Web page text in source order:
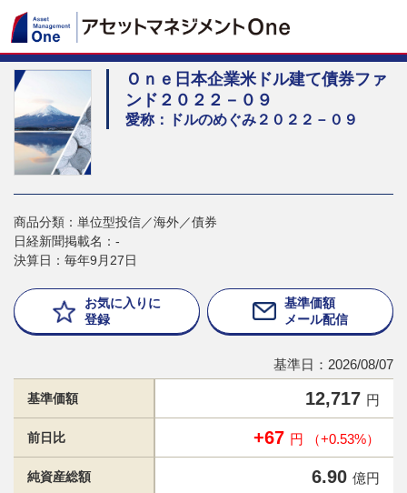
Ｏｎｅ日本企業米ドル建て債券ファ
ンド２０２２－０９
愛称：ドルのめぐみ２０２２－０９
商品分類：単位型投信／海外／債券
日経新聞掲載名：-
決算日：毎年9月27日
お気に入りに
登録
基準価額
メール配信
基準日：2026/08/07
基準価額 12,717 円
前日比 +67 円 （+0.53%）
純資産総額 6.90 億円